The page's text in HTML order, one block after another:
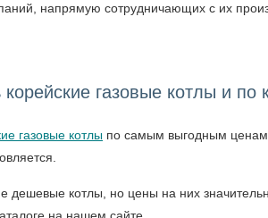
напрямую сотрудничающих с их
корейские газовые котлы и по
газовые котлы по самым выгодным ценам
дешевые котлы, но цены на них